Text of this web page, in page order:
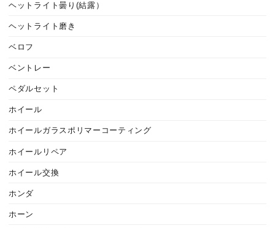
ヘットライト曇り(結露）
ヘットライト磨き
ベロフ
ベントレー
ペダルセット
ホイール
ホイールガラスポリマーコーティング
ホイールリペア
ホイール交換
ホンダ
ホーン